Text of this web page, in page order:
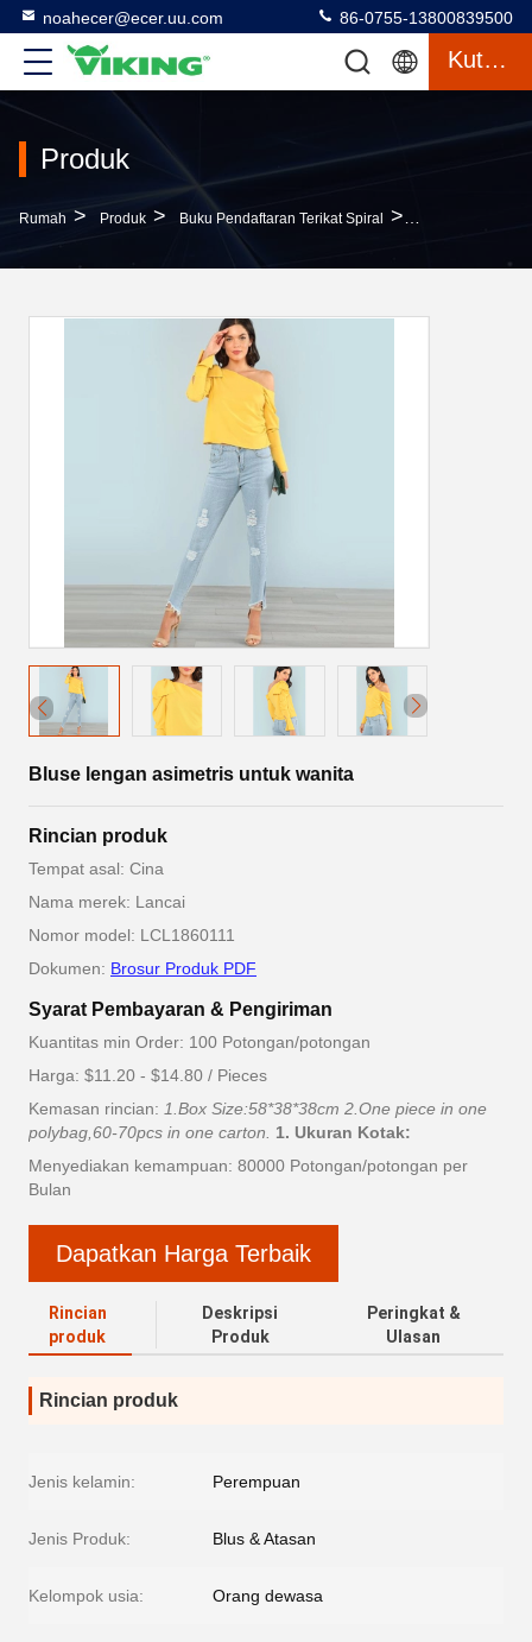
noahecer@ecer.uu.com 86-0755-13800839500
Kutipan
Produk
Rumah > Produk > Buku Pendaftaran Terikat Spiral >
Bluse lengan asimetris untuk wanita
Rincian produk
Tempat asal: Cina
Nama merek: Lancai
Nomor model: LCL1860111
Dokumen: Brosur Produk PDF
Syarat Pembayaran & Pengiriman
Kuantitas min Order: 100 Potongan/potongan
Harga: $11.20 - $14.80 / Pieces
Kemasan rincian: 1.Box Size:58*38*38cm 2.One piece in one
polybag,60-70pcs in one carton.
1. Ukuran Kotak:
Menyediakan kemampuan: 80000 Potongan/potongan per
Bulan
Dapatkan Harga Terbaik
Rincian
produk
Deskripsi
Produk
Peringkat &
Ulasan
Rincian produk
Jenis kelamin: Perempuan
Jenis Produk: Blus & Atasan
Kelompok usia: Orang dewasa